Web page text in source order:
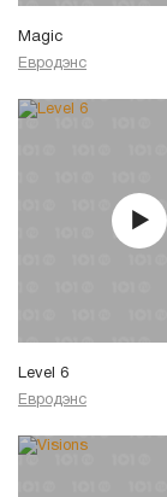
Magic
Евродэнс
Level 6
Евродэнс